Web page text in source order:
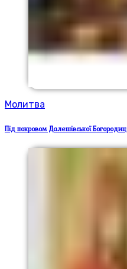
Молитва
Під покровом Далешівської